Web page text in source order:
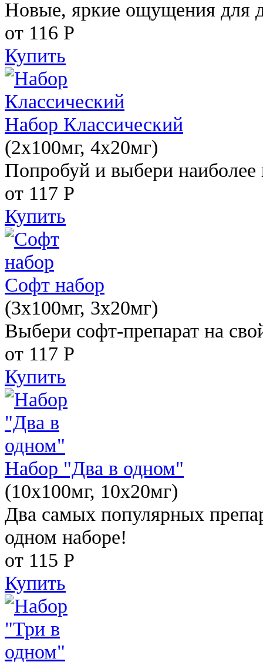
Новые, яркие ощущения для
от 116 Р
Купить
Набор Классический
(2x100мг, 4x20мг)
Попробуй и выбери наиболее
от 117 Р
Купить
Софт набор
(3x100мг, 3x20мг)
Выбери софт-препарат на
от 117 Р
Купить
Набор "Два в одном"
(10x100мг, 10x20мг)
Два самых популярных
одном наборе!
от 115 Р
Купить